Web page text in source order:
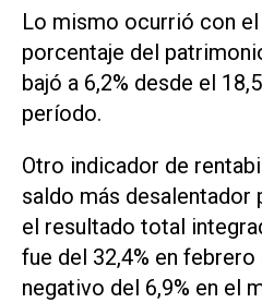
Lo mismo ocurrió con
porcentaje del
bajó a 6,2% desde el
período.
Otro indicador de
saldo más desalentador
el resultado total
fue del 32,4% en febrero
negativo del 6,9% en el